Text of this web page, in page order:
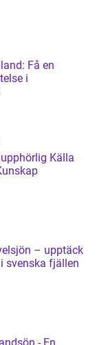
Få en
i
Källa
– upptäck
svenska fjällen